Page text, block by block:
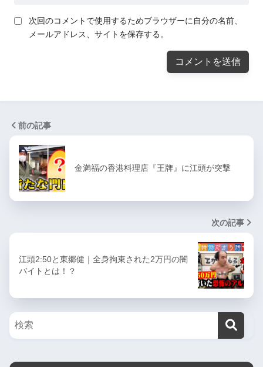
次回のコメントで使用するためブラウザーに自分の名前、
メールアドレス、サイトを保存する。
前の記事
金満福の香港料理店『王牌』に江頭が突撃
次の記事
江頭2:50と東郷健｜全身拘束された2万円の闇
バイトとは！？